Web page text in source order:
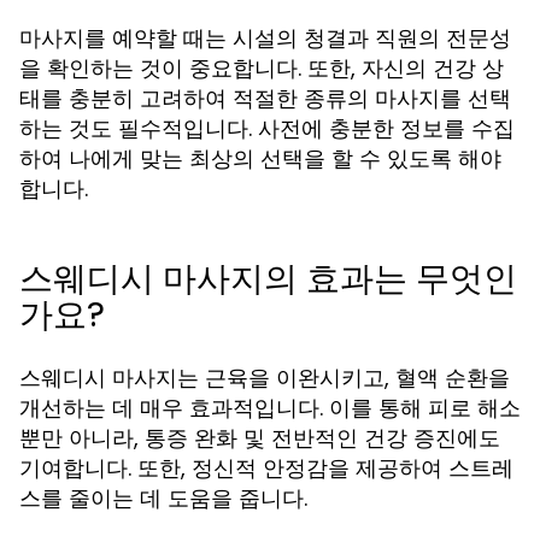
마사지를 예약할 때는 시설의 청결과 직원의 전문성
을 확인하는 것이 중요합니다. 또한, 자신의 건강 상
태를 충분히 고려하여 적절한 종류의 마사지를 선택
하는 것도 필수적입니다. 사전에 충분한 정보를 수집
하여 나에게 맞는 최상의 선택을 할 수 있도록 해야
합니다.
스웨디시 마사지의 효과는 무엇인
가요?
스웨디시 마사지는 근육을 이완시키고, 혈액 순환을
개선하는 데 매우 효과적입니다. 이를 통해 피로 해소
뿐만 아니라, 통증 완화 및 전반적인 건강 증진에도
기여합니다. 또한, 정신적 안정감을 제공하여 스트레
스를 줄이는 데 도움을 줍니다.